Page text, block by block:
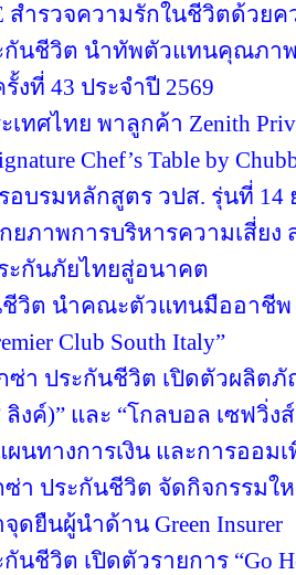
สำรวจความรักในชีวิตด้วย
กันชีวิต นำทัพตัวแทนคุณภ
งที่ 43 ประจำปี 2569
เทศไทย พาลูกค้า Zenith
Chef’s Table by
อบรมหลักสูตร วปส. รุ่นที่ 14
ยภาพการบริหารความเสี่ยง ส
ะกันภัยไทยสู่อนาคต
ชีวิต นำคณะตัวแทนมืออาชี
Club South Italy”
ซ่า ประกันชีวิต เปิดตัวผลิต
ลิงค์)” และ “โกลบอล เซฟวิ่ง
ผนทางการเงิน และการออม
ซ่า ประกันชีวิต จัดกิจกรรมใ
ดยืนผู้นำด้าน Green Insurer
นชีวิต เปิดตัวรายการ “Go